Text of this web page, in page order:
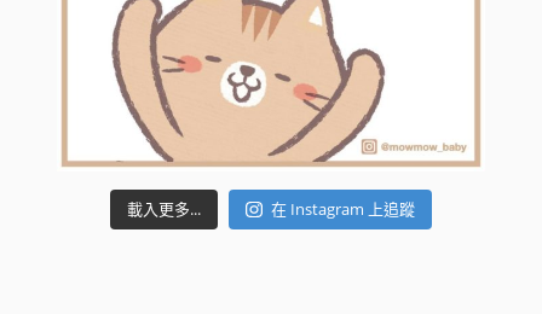
載入更多... 在 Instagram 上追蹤